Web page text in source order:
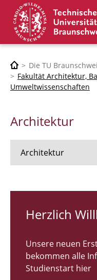
Die TU
Fakultät Architektur,
Umweltwissenschaften
Architektur
Architektur
RUNDGANG 26
Bachelor
Herzlich
Unsere neuen
bekommen alle
Studienstart hier